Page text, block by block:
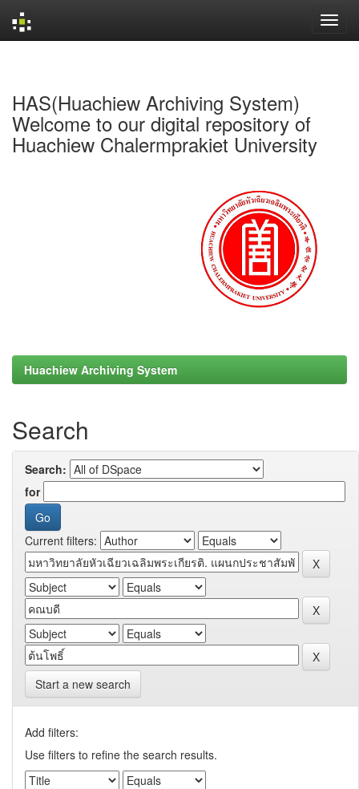
HAS(Huachiew Archiving System)
Welcome to our digital repository of
Huachiew Chalermprakiet University
Huachiew Archiving System
Search
Search:
for
Current filters:
Start a new search
Add filters:
Use filters to refine the search results.